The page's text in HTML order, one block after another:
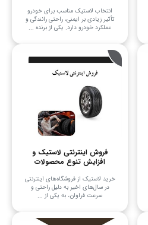
انتخاب لاستیک مناسب برای خودرو
تأثیر زیادی بر ایمنی، راحتی رانندگی و
عملکرد خودرو دارد. یکی از برنده ...
فروش اینترنتی لاستیک و
افزایش تنوع محصولات
خرید لاستیک از فروشگاه‌های اینترنتی
در سال‌های اخیر به دلیل راحتی و
سرعت فراوان، به یکی از ...